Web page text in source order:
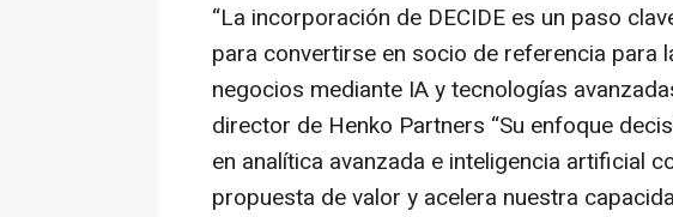
“La incorporación de DECIDE es un paso
para convertirse en socio de referencia para
negocios mediante IA y tecnologías
director de Henko Partners “Su enfoque
en analítica avanzada e inteligencia artificial
propuesta de valor y acelera nuestra